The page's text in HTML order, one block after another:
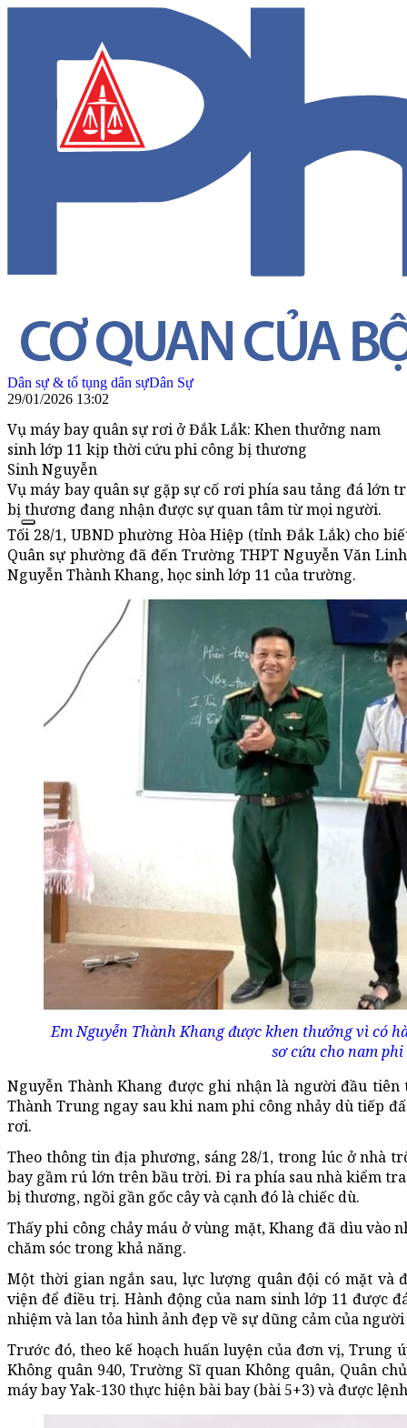
Dân sự & tố tụng dân sựDân Sự
29/01/2026 13:02
Vụ máy bay quân sự rơi ở Đắk Lắk: Khen thưởng nam
sinh lớp 11 kịp thời cứu phi công bị thương
Sinh Nguyễn
Vụ máy bay quân sự gặp sự cố rơi phía sau tảng đá lớn
bị thương đang nhận được sự quan tâm từ mọi người.
Tối 28/1, UBND phường Hòa Hiệp (tỉnh Đắk Lắk) cho
Quân sự phường đã đến Trường THPT Nguyễn Văn
Nguyễn Thành Khang, học sinh lớp 11 của trường.
Em Nguyễn Thành Khang được khen thưởng vì có
sơ cứu cho nam phi
Nguyễn Thành Khang được ghi nhận là người đầu
Thành Trung ngay sau khi nam phi công nhảy dù tiếp
rơi.
Theo thông tin địa phương, sáng 28/1, trong lúc ở nhà
bay gầm rú lớn trên bầu trời. Đi ra phía sau nhà kiểm
bị thương, ngồi gần gốc cây và cạnh đó là chiếc dù.
Thấy phi công chảy máu ở vùng mặt, Khang đã dìu vào
chăm sóc trong khả năng.
Một thời gian ngắn sau, lực lượng quân đội có mặt và
viện để điều trị. Hành động của nam sinh lớp 11 được
nhiệm và lan tỏa hình ảnh đẹp về sự dũng cảm của
Trước đó, theo kế hoạch huấn luyện của đơn vị, Trung
Không quân 940, Trường Sĩ quan Không quân, Quân
máy bay Yak-130 thực hiện bài bay (bài 5+3) và được